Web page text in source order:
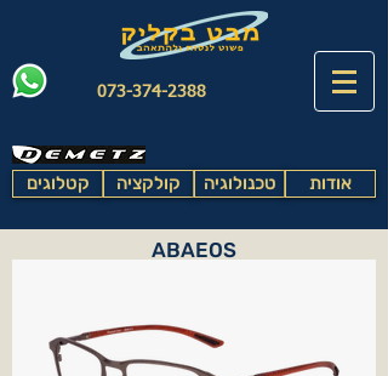
073-374-2388
קטלוגים קולקציה טכנולוגיה אודות
ABAEOS